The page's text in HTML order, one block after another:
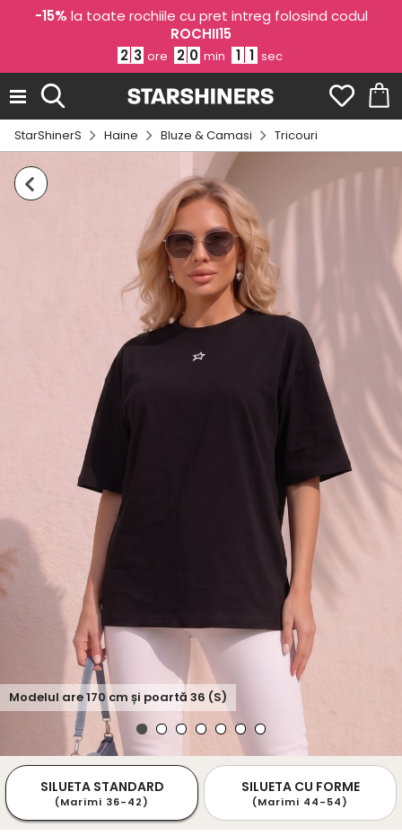
-15% la toate rochiile cu pret intreg folosind codul
ROCHII15
2 3 ore 2 0 min 1 0 sec
StarShinerS Haine Bluze & Camasi Tricouri
Modelul are170cm și poartă 36 (S)
SILUETA STANDARD
(Marimi 36-42)
SILUETA CU FORME
(Marimi 44-54)